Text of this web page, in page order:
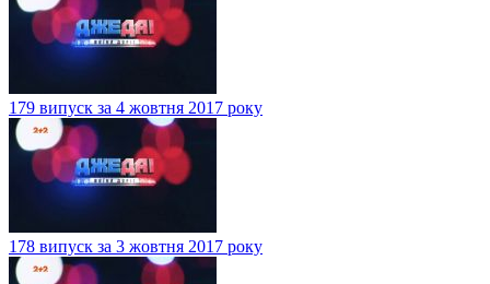
179 випуск за 4 жовтня 2017 року
178 випуск за 3 жовтня 2017 року